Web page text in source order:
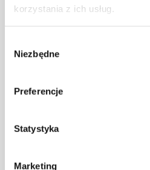
korzystania z ich usług.
zgody
Niezbędne
Preferencje
Statystyka
Marketing
LADNINI
architektów,
płaskorzeźb ściennych